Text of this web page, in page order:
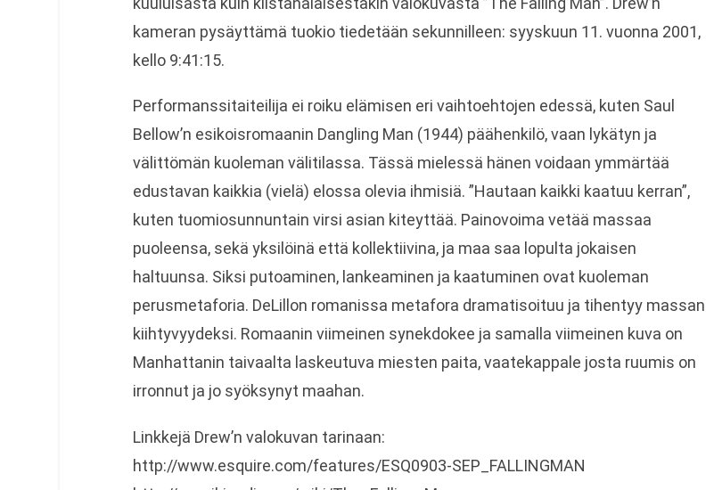
kameran pysäyttämä tuokio tiedetään sekunnilleen: syyskuun 11. vuonna 2001,
kello 9:41:15.
Performanssitaiteilija ei roiku elämisen eri vaihtoehtojen edessä, kuten Saul
Bellow’n esikoisromaanin Dangling Man (1944) päähenkilö, vaan lykätyn ja
välittömän kuoleman välitilassa. Tässä mielessä hänen voidaan ymmärtää
edustavan kaikkia (vielä) elossa olevia ihmisiä. ”Hautaan kaikki kaatuu kerran”,
kuten tuomiosunnuntain virsi asian kiteyttää. Painovoima vetää massaa
puoleensa, sekä yksilöinä että kollektiivina, ja maa saa lopulta jokaisen
haltuunsa. Siksi putoaminen, lankeaminen ja kaatuminen ovat kuoleman
perusmetaforia. DeLillon romanissa metafora dramatisoituu ja tihentyy massan
kiihtyvyydeksi. Romaanin viimeinen synekdokee ja samalla viimeinen kuva on
Manhattanin taivaalta laskeutuva miesten paita, vaatekappale josta ruumis on
irronnut ja jo syöksynyt maahan.
Linkkejä Drew’n valokuvan tarinaan:
http://www.esquire.com/features/ESQ0903-SEP_FALLINGMAN